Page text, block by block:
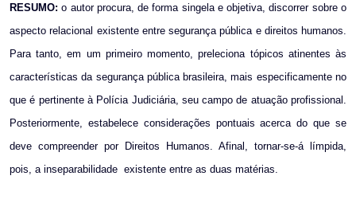
RESUMO: o autor procura, de forma singela e objetiva, discorrer sobre o
aspecto relacional existente entre segurança pública e direitos humanos.
Para tanto, em um primeiro momento, preleciona tópicos atinentes às
características da segurança pública brasileira, mais especificamente no
que é pertinente à Polícia Judiciária, seu campo de atuação profissional.
Posteriormente, estabelece considerações pontuais acerca do que se
deve compreender por Direitos Humanos. Afinal, tornar-se-á límpida,
pois, a inseparabilidade existente entre as duas matérias.